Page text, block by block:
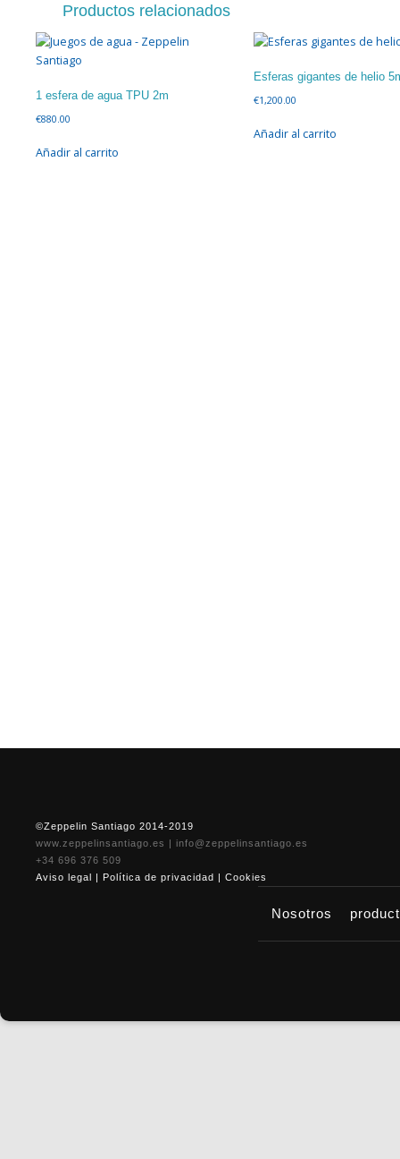
Productos relacionados
1 esfera de agua TPU 2m
€880.00
Añadir al carrito
Esferas gigantes de helio
€1,200.00
Añadir al carrito
©Zeppelin Santiago 2014-2019
www.zeppelinsantiago.es
info@zeppelinsantiago.es
+34 696 376 509
Aviso legal
Política de privacidad Cookies
Nosotros